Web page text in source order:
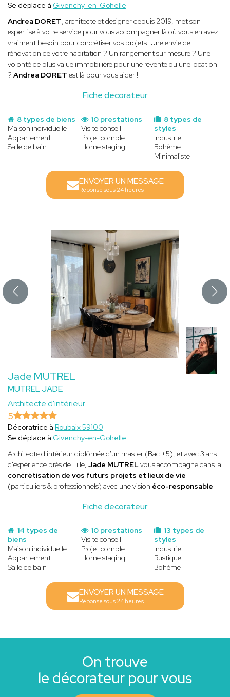
Fiche decorateur
Se déplace à Givenchy-en-Gohelle
Andrea DORET , architecte et designer depuis 2019, met son
expertise à votre service pour vous accompagner là où vous en avez
vraiment besoin pour concrétiser vos projets. Une envie de
rénovation de votre habitation ? Un rangement sur mesure ? Une
volonté de plus value immobilière pour une revente ou une location
? Andrea DORET est là pour vous aider !
8 types de biens
Maison individuelle
Appartement
Salle de bain
8 types de
styles
Industriel
Bohème
Minimaliste
10 prestations
Visite conseil
Projet complet
Home staging
ENVOYER UN MESSAGE
Réponse sous 24 heures
Jade MUTREL
MUTREL JADE
Architecte d'intérieur
Fiche decorateur
5
Décoratrice à Roubaix 59100
Se déplace à Givenchy-en-Gohelle
Architecte d'intérieur diplômée d'un master (Bac +5), et avec 3 ans
d'expérience près de Lille, Jade MUTREL vous accompagne dans la
concrétisation de vos futurs projets et lieux de vie
(particuliers & professionnels) avec une vision éco-responsable
14 types de
biens
Maison individuelle
Appartement
Salle de bain
13 types de
styles
Industriel
Rustique
Bohème
10 prestations
Visite conseil
Projet complet
Home staging
ENVOYER UN MESSAGE
Réponse sous 24 heures
On trouve
le décorateur pour vous